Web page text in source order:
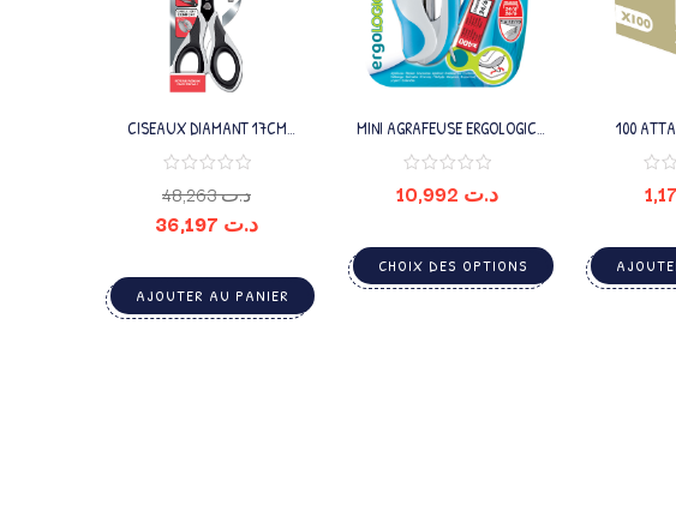
CISEAUX DIAMANT 17CM
BLISTER SYMÉTRIQUE
BIMATÉRIEL
د.ت48,263
د.ت
AJOUTER AU PANIER
MINI AGRAFEUSE ERGOLOGIC
24/6
د.ت
CHOIX DES OPTIONS
100